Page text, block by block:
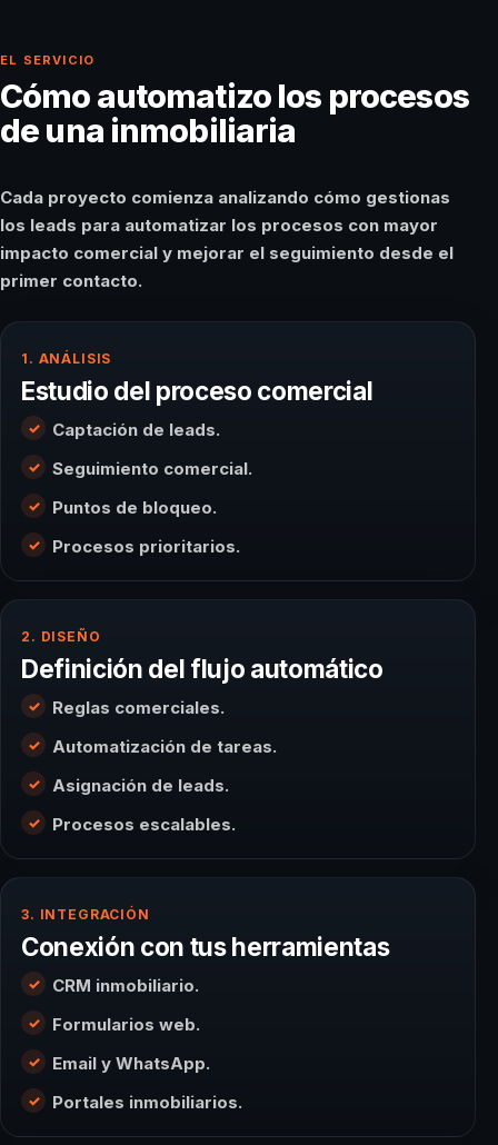
EL SERVICIO
Cómo automatizo los procesos
de una inmobiliaria
Cada proyecto comienza analizando cómo gestionas
los leads para automatizar los procesos con mayor
impacto comercial y mejorar el seguimiento desde el
primer contacto.
1. ANÁLISIS
Estudio del proceso comercial
Captación de leads.
Seguimiento comercial.
Puntos de bloqueo.
Procesos prioritarios.
2. DISEÑO
Definición del flujo automático
Reglas comerciales.
Automatización de tareas.
Asignación de leads.
Procesos escalables.
3. INTEGRACIÓN
Conexión con tus herramientas
CRM inmobiliario.
Formularios web.
Email y WhatsApp.
Portales inmobiliarios.